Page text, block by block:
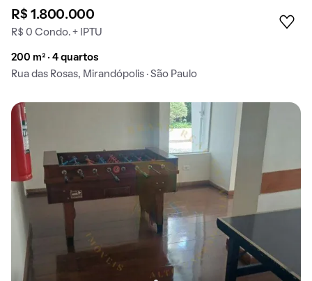
R$ 1.800.000
R$ 0 Condo. + IPTU
200 m² · 4 quartos
Rua das Rosas, Mirandópolis · São Paulo